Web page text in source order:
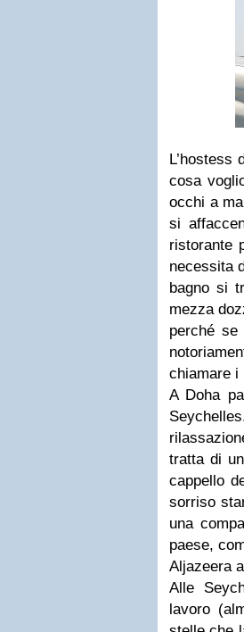
L’hostess
cosa
occhi a
si
ristorante
necessita
bagno si
mezza
perché
chiamare i
A Doha
tratta di
cappello
sorriso
una
paese,
Aljazeera
Alle
lavoro